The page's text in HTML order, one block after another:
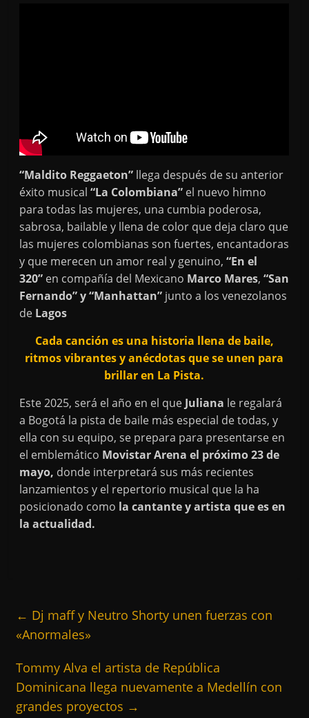
“Maldito Reggaeton” llega después de su anterior
éxito musical“La Colombiana” el nuevo himno
para todas las mujeres, una cumbia poderosa,
sabrosa, bailable y llena de color que deja claro que
las mujeres colombianas son fuertes, encantadoras
y que merecen un amor real y genuino,“En el
320” en compañía del Mexicano Marco Mares,“San
Fernando” y “Manhattan” junto a los venezolanos
de Lagos
Cada canción es una historia llena de baile,
ritmos vibrantes y anécdotas que se unen para
brillar en La Pista.
Este 2025, será el año en el que Juliana le regalará
a Bogotá la pista de baile más especial de todas, y
ella con su equipo, se prepara para presentarse en
el emblemático Movistar Arena el próximo 23 de
mayo, donde interpretará sus más recientes
lanzamientos y el repertorio musical que la ha
posicionado como la cantante y artista que es en
la actualidad.
← Dj maff y Neutro Shorty unen fuerzas con
«Anormales»
Tommy Alva el artista de República
Dominicana llega nuevamente a Medellín con
grandes proyectos →